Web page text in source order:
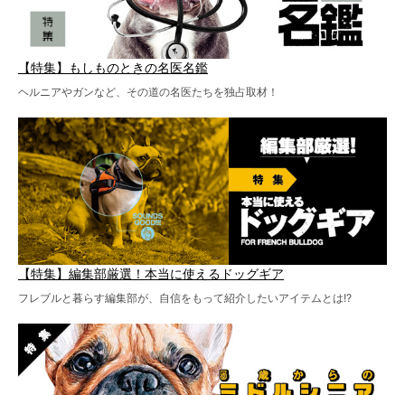
【特集】もしものときの名医名鑑
ヘルニアやガンなど、その道の名医たちを独占取材！
【特集】編集部厳選！本当に使えるドッグギア
フレブルと暮らす編集部が、自信をもって紹介したいアイテムとは!?